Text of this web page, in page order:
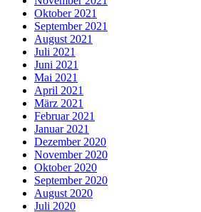
Oktober 2021
September 2021
August 2021
Juli 2021
Juni 2021
Mai 2021
April 2021
März 2021
Februar 2021
Januar 2021
Dezember 2020
November 2020
Oktober 2020
September 2020
August 2020
Juli 2020